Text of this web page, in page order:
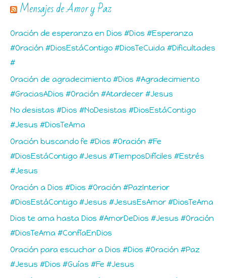
Mensajes de Amor y Paz
Oración de esperanza en Dios #Dios #Esperanza
#Oración #DiosEstáContigo #DiosTeCuida #Dificultades
#
Oración de agradecimiento #Dios #Agradecimiento
#GraciasADios #Oración #Atardecer #Jesus
No desistas #Dios #NoDesistas #DiosEstáContigo
#Jesus #DiosTeAma
Oración buscando fe #Dios #Oración #Fe
#DiosEstáContigo #Jesus #TiemposDifíciles #Estrés
#Jesus
Oración a Dios #Dios #Oración #PazInterior
#DiosEstáContigo #Jesus #JesusEsAmor #DiosTeAma
Dios te ama hasta Dios #AmorDeDios #Jesus #Oración
#DiosTeAma #ConfíaEnDios
Oración para escuchar a Dios #Dios #Oración #Paz
#Jesus #Dios #Guías #Fe #Jesus